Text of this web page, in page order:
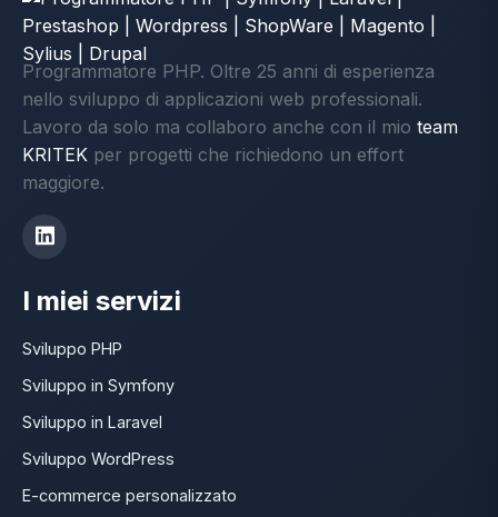
Programmatore PHP. Oltre 25 anni di esperienza
nello sviluppo di applicazioni web professionali.
Lavoro da solo ma collaboro anche con il mio team
KRITEK per progetti che richiedono un effort
maggiore.
I miei servizi
Sviluppo PHP
Sviluppo in Symfony
Sviluppo in Laravel
Sviluppo WordPress
E-commerce personalizzato